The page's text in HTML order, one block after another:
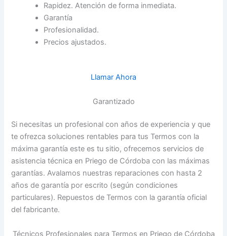
Rapidez. Atención de forma inmediata.
Garantía
Profesionalidad.
Precios ajustados.
Llamar Ahora
Garantizado
Si necesitas un profesional con años de experiencia y que
te ofrezca soluciones rentables para tus Termos con la
máxima garantía este es tu sitio, ofrecemos servicios de
asistencia técnica en Priego de Córdoba con las máximas
garantías. Avalamos nuestras reparaciones con hasta 2
años de garantía por escrito (según condiciones
particulares). Repuestos de Termos con la garantía oficial
del fabricante.
Técnicos Profesionales para Termos en Priego de Córdoba